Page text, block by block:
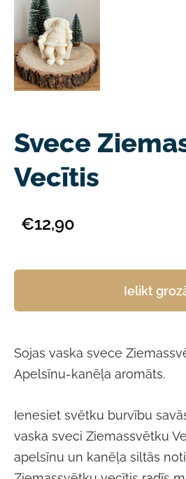
Svece
Vecītis
€12,90
Ielikt
Sojas vaska svece
Apelsīnu-kanēļa aromāts.
Ienesiet svētku burvību
vaska sveci Ziemassvētku
apelsīnu un kanēļa siltās